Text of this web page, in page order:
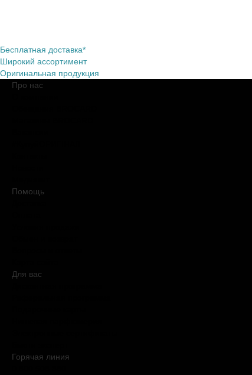
Бесплатная доставка*
Широкий ассортимент
Оригинальная продукция
Про нас
Помощь
Для вас
Горячая линия